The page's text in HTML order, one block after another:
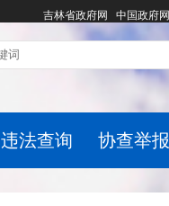
吉林省政府网 中国政府网
违法查询 协查举报